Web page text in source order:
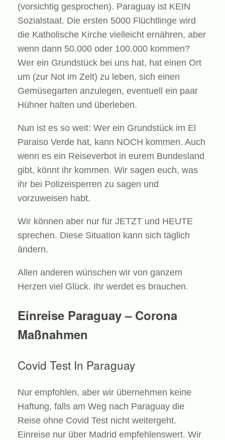
(vorsichtig gesprochen). Paraguay ist KEIN
Sozialstaat. Die ersten 5000 Flüchtlinge wird
die Katholische Kirche vielleicht ernähren, aber
wenn dann 50.000 oder 100.000 kommen?
Wer ein Grundstück bei uns hat, hat einen Ort
um (zur Not im Zelt) zu leben, sich einen
Gemüsegarten anzulegen, eventuell ein paar
Hühner halten und überleben.
Nun ist es so weit: Wer ein Grundstück im El
Paraiso Verde hat, kann NOCH kommen. Auch
wenn es ein Reiseverbot in eurem Bundesland
gibt, könnt ihr kommen. Wir sagen euch, was
ihr bei Polizeisperren zu sagen und
vorzuweisen habt.
Wir können aber nur für JETZT und HEUTE
sprechen. Diese Situation kann sich täglich
ändern.
Allen anderen wünschen wir von ganzem
Herzen viel Glück. Ihr werdet es brauchen.
Einreise Paraguay – Corona
Maßnahmen
Covid Test In Paraguay
Nur empfohlen, aber wir übernehmen keine
Haftung, falls am Weg nach Paraguay die
Reise ohne Covid Test nicht weitergeht.
Einreise nur über Madrid empfehlenswert. Wir